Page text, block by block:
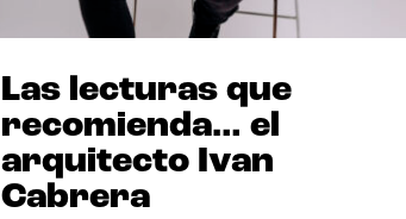
Las lecturas que
recomienda… el
arquitecto Ivan
Cabrera